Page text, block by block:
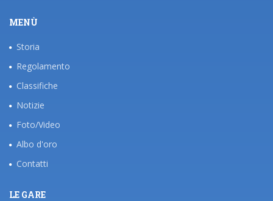
MENÙ
Storia
Regolamento
Classifiche
Notizie
Foto/Video
Albo d'oro
Contatti
LE GARE